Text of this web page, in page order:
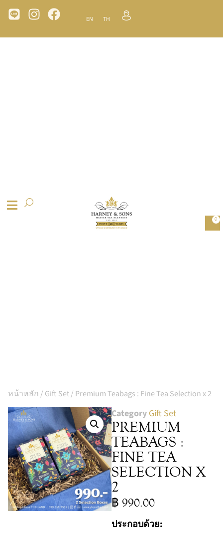
EN TH
0
หน้าหลัก / Gift Set/ Premium Teabags : Fine Tea Selection x 2
Category Gift Set
PREMIUM
TEABAGS :
FINE TEA
SELECTION X
2
฿ 990.00
ประกอบด้วย: